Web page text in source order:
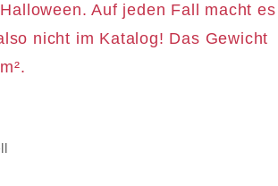
Auf jeden Fall macht es
nicht im Katalog! Das Gewicht